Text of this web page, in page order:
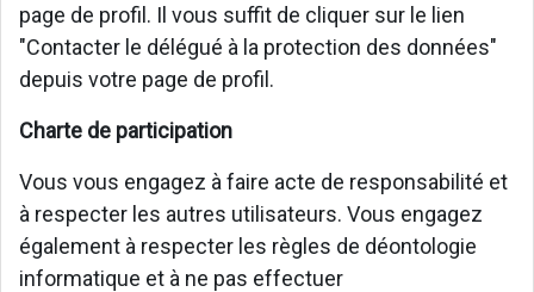
page de profil. Il vous suffit de cliquer sur le lien
"Contacter le délégué à la protection des données"
depuis votre page de profil.
Charte de participation
Vous vous engagez à faire acte de responsabilité et
à respecter les autres utilisateurs. Vous engagez
également à respecter les règles de déontologie
informatique et à ne pas effectuer